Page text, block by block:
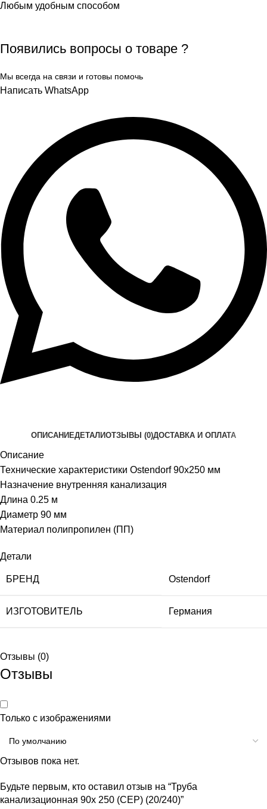
Любым удобным способом
Появились вопросы о товаре ?
Мы всегда на связи и готовы помочь
Написать WhatsApp
ОПИСАНИЕДЕТАЛИОТЗЫВЫ (0)ДОСТАВКА И ОПЛАТА
Описание
Технические характеристики Ostendorf 90х250 мм
Назначение внутренняя канализация
Длина 0.25 м
Диаметр 90 мм
Материал полипропилен (ПП)
Детали
БРЕНД Ostendorf
ИЗГОТОВИТЕЛЬ Германия
Отзывы (0)
Отзывы
Только с изображениями
Отзывов пока нет.
Будьте первым, кто оставил отзыв на “Труба
канализационная 90х 250 (СЕР) (20/240)”